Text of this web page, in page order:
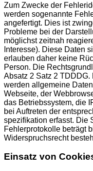
Zum Zwecke der
werden sogenannte
angefertigt. Dies ist
Probleme bei der
möglichst zeitnah
Interesse). Diese Daten
erlauben daher keine
Person. Die
Absatz 2 Satz 2
werden allgemeine
Webseite, der
das Betriebssystem, die
bei Auftreten der
spezifikation erfasst. Die
Fehlerprotokolle beträgt
Widerspruchsrecht
Einsatz von